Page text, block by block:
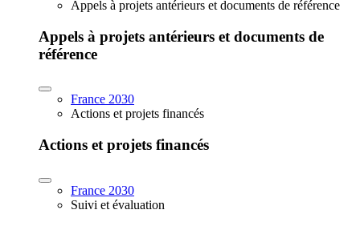
Appels à projets antérieurs et documents de référence
Appels à projets antérieurs et documents de
référence
France 2030
Actions et projets financés
Actions et projets financés
France 2030
Suivi et évaluation